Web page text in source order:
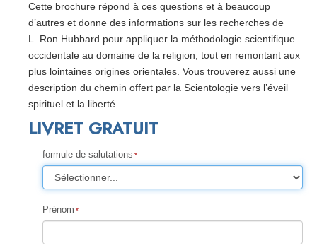
Cette brochure répond à ces questions et à beaucoup
d’autres et donne des informations sur les recherches de
L. Ron Hubbard pour appliquer la méthodologie scientifique
occidentale au domaine de la religion, tout en remontant aux
plus lointaines origines orientales. Vous trouverez aussi une
description du chemin offert par la Scientologie vers l’éveil
spirituel et la liberté.
LIVRET GRATUIT
formule de salutations
Prénom